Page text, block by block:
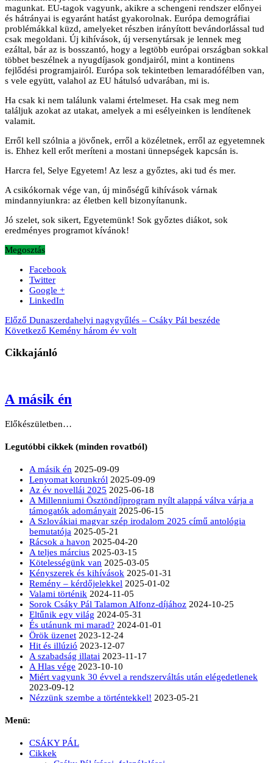
magunkat. EU-tagok vagyunk, akikre a schengeni rendszer előnyei
és hátrányai is egyaránt hatást gyakorolnak. Európa demográfiai
problémákkal küzd, amelyeket részben irányított bevándorlással tud
csak megoldani. Új kihívások, új versenytársak je lennek meg
ezáltal, bár az is bosszantó, hogy a legtöbb európai országban sokkal
többet beszélnek a nyugdíjasok gondjairól, mint a kontinens
fejlődési programjairól. Európa sok tekintetben lemaradófélben van,
s vele együtt, valahol az EU hátulsó udvarában, mi is.
Ha csak ki nem találunk valami értelmeset. Ha csak meg nem
találjuk azokat az utakat, amelyek a mi esélyeinken is lendítenek
valamit.
Erről kell szólnia a jövőnek, erről a közéletnek, erről az egyetemnek
is. Ehhez kell erőt meríteni a mostani ünnepségek kapcsán is.
Harcra fel, Selye Egyetem! Az lesz a győztes, aki tud és mer.
A csikókornak vége van, új minőségű kihívások várnak
mindannyiunkra: az életben kell bizonyítanunk.
Jó szelet, sok sikert, Egyetemünk! Sok győztes diákot, sok
eredményes programot kívánok!
Megosztás
Facebook
Twitter
Google +
LinkedIn
Előző Dunaszerdahelyi nagygyűlés – Csáky Pál beszéde
Következő Kemény három év volt
Cikkajánló
A másik én
Előkészületben…
Legutóbbi cikkek (minden rovatból)
A másik én 2025-09-09
Lenyomat korunkról 2025-09-09
Az év novellái 2025 2025-06-18
A Millenniumi Ösztöndíjprogram nyílt alappá válva várja a
támogatók adományait 2025-06-15
A Szlovákiai magyar szép irodalom 2025 című antológia
bemutatója 2025-05-21
Rácsok a havon 2025-04-20
A teljes március 2025-03-15
Kötelességünk van 2025-03-05
Kényszerek és kihívások 2025-01-31
Remény – kérdőjelekkel 2025-01-02
Valami történik 2024-11-05
Sorok Csáky Pál Talamon Alfonz-díjához 2024-10-25
Eltűnik egy világ 2024-05-31
És utánunk mi marad? 2024-01-01
Örök üzenet 2023-12-24
Hit és illúzió 2023-12-07
A szabadság illatai 2023-11-17
A Hlas vége 2023-10-10
Miért vagyunk 30 évvel a rendszerváltás után elégedetlenek
2023-09-12
Nézzünk szembe a történtekkel! 2023-05-21
Menü:
CSÁKY PÁL
Cikkek